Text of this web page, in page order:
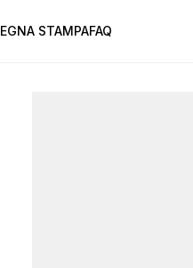
STAMPAFAQ